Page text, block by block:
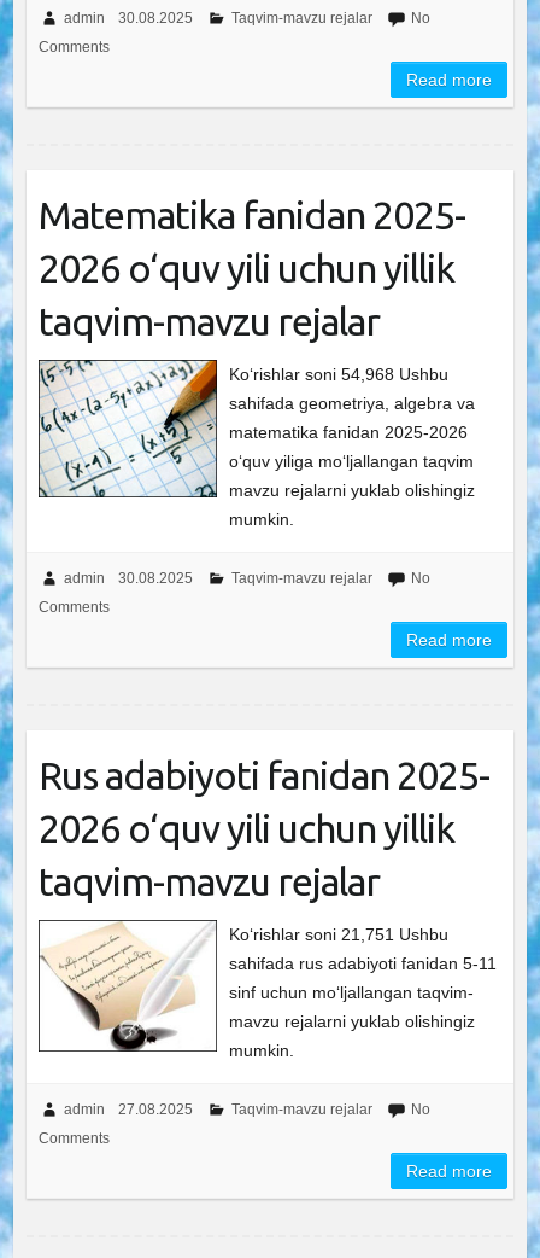
admin 30.08.2025 Taqvim-mavzu rejalar
No
Comments
Read more
Matematika fanidan 2025-
2026 o‘quv yili uchun yillik
taqvim-mavzu rejalar
Ko‘rishlar soni 54,968 Ushbu
sahifada geometriya, algebra va
matematika fanidan 2025-2026
o‘quv yiliga mo‘ljallangan taqvim
mavzu rejalarni yuklab olishingiz
mumkin.
admin 30.08.2025 Taqvim-mavzu rejalar
No
Comments
Read more
Rus adabiyoti fanidan 2025-
2026 o‘quv yili uchun yillik
taqvim-mavzu rejalar
Ko‘rishlar soni 21,751 Ushbu
sahifada rus adabiyoti fanidan 5-11
sinf uchun mo‘ljallangan taqvim-
mavzu rejalarni yuklab olishingiz
mumkin.
admin 27.08.2025 Taqvim-mavzu rejalar
No
Comments
Read more